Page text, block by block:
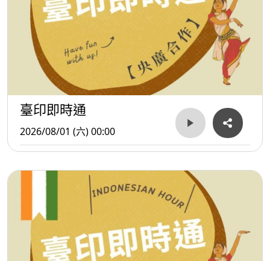
臺印即時通
2026/08/01 (六) 00:00